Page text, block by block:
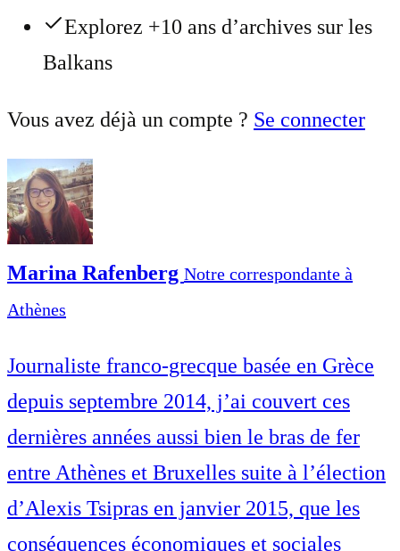
Explorez +10 ans d’archives sur les
Balkans
Vous avez déjà un compte ? Se connecter
Marina Rafenberg Notre correspondante à
Athènes
Journaliste franco-grecque basée en Grèce
depuis septembre 2014, j’ai couvert ces
dernières années aussi bien le bras de fer
entre Athènes et Bruxelles suite à l’élection
d’Alexis Tsipras en janvier 2015, que les
conséquences économiques et sociales